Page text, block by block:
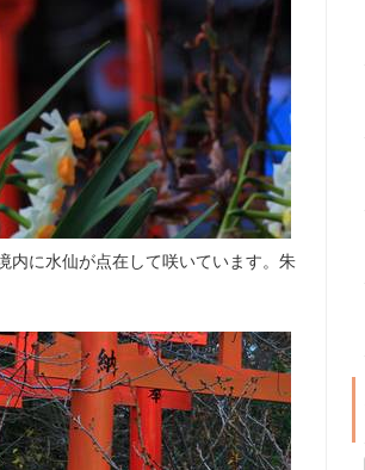
内に水仙が点在して咲いています。朱